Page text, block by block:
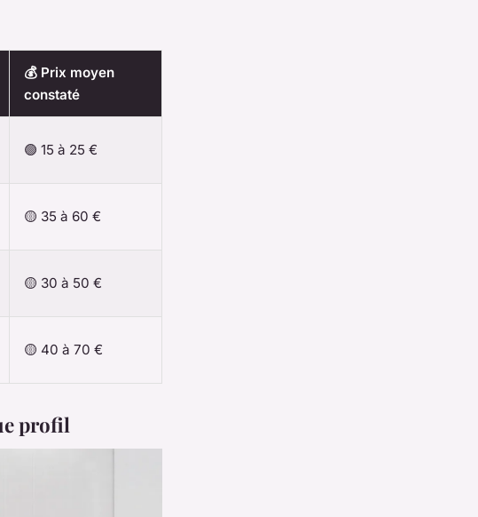
💰 Prix moyen
constaté
🟢 15 à 25 €
🟡 35 à 60 €
🟡 30 à 50 €
🟡 40 à 70 €
profil